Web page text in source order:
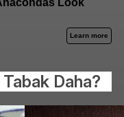
Tabak Daha?